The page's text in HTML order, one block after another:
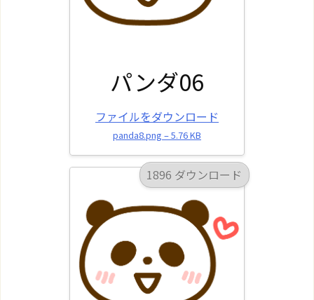
パンダ06
ファイルをダウンロード
panda8.png – 5.76 KB
1896 ダウンロード